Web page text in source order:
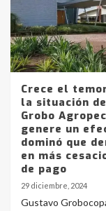
Crece el
la situación
Grobo
genere un
dominó que
en más
de pago
29 diciembre, 2024
Gustavo